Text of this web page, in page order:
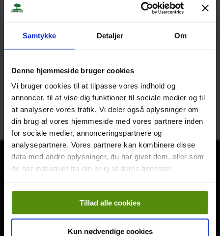
Samtykke Detaljer Om
Denne hjemmeside bruger cookies
Vi bruger cookies til at tilpasse vores indhold og
annoncer, til at vise dig funktioner til sociale medier og til
at analysere vores trafik. Vi deler også oplysninger om
din brug af vores hjemmeside med vores partnere inden
for sociale medier, annonceringspartnere og
analysepartnere. Vores partnere kan kombinere disse
data med andre oplysninger, du har givet dem, eller som
de har indsamlet fra din brug af deres tjenester.
Tillad alle cookies
Kun nødvendige cookies
Job:
Arbejdet i danske designvirksomheder og senest som
Jeg ser mig selv som humørspreder, spontan og
entusiastisk. Ser muligheder, hvor andre ser forhindringer.
mig. Der skal være en balance mellem rutiner og
nytænkning. Min golf-rejse begyndte i Nivå Golf for mange
år siden.
HCP:
22,9
Kontakt
Skebjergvej 46 · 2765 Smørum
info@smorumgolf.dk
+45 44 97 37 00
CVR: 33328990